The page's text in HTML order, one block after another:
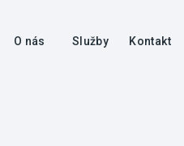
O nás Služby Kontakt